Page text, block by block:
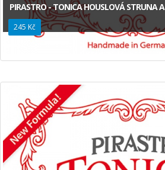
PIRASTRO - TONICA HOUSLOVÁ STRUNA A
245 Kč